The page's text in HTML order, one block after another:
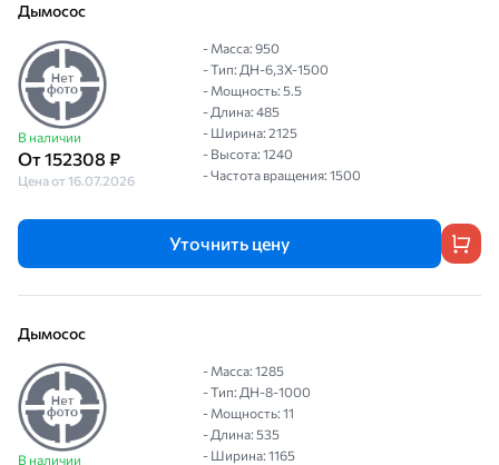
Дымосос
В наличии
От 152308 ₽
Цена от 16.07.2026
- Масса: 950
- Тип: ДН-6,3Х-1500
- Мощность: 5.5
- Длина: 485
- Ширина: 2125
- Высота: 1240
- Частота вращения: 1500
Уточнить цену
Дымосос
В наличии
- Масса: 1285
- Тип: ДН-8-1000
- Мощность: 11
- Длина: 535
- Ширина: 1165